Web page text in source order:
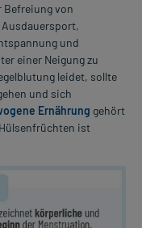
Befreiung von
und
einer Neigung zu
leidet, sollte
und sich
Ernährung gehört
ist